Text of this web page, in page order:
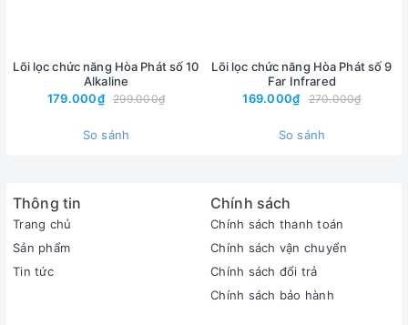
Lõi lọc chức năng Hòa Phát số 10
Alkaline
179.000₫
299.000₫
So sánh
Lõi lọc chức năng Hòa Phát số 9
Far Infrared
169.000₫
270.000₫
So sánh
Thông tin
Trang chủ
Sản phẩm
Tin tức
Chính sách
Chính sách thanh toán
Chính sách vận chuyển
Chính sách đổi trả
Chính sách bảo hành